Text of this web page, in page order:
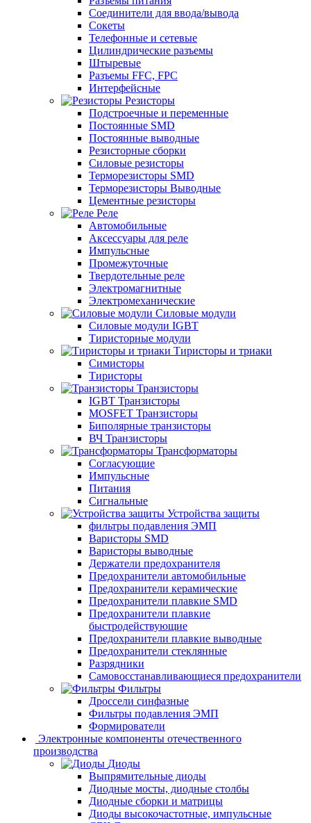
Соединители для ввода/вывода
Сокеты
Телефонные и сетевые
Цилиндрические разъемы
Штыревые
Разъемы FFC, FPC
Интерфейсные
Резисторы
Подстроечные и переменные
Постоянные SMD
Постоянные выводные
Резисторные сборки
Силовые резисторы
Терморезисторы SMD
Терморезисторы Выводные
Цементные резисторы
Реле
Автомобильные
Аксессуары для реле
Импульсные
Промежуточные
Твердотельные реле
Электромагнитные
Электромеханические
Силовые модули
Силовые модули IGBT
Тиристорные модули
Тиристоры и триаки
Симисторы
Тиристоры
Транзисторы
IGBT Транзисторы
MOSFET Транзисторы
Биполярные транзисторы
ВЧ Транзисторы
Трансформаторы
Согласующие
Импульсные
Питания
Сигнальные
Устройства защиты
фильтры подавления ЭМП
Варисторы SMD
Варисторы выводные
Держатели предохранителя
Предохранители автомобильные
Предохранители керамические
Предохранители плавкие SMD
Предохранители плавкие
быстродействующие
Предохранители плавкие выводные
Предохранители стеклянные
Разрядники
Самовосстанавливающиеся предохранители
Фильтры
Дроссели синфазные
Фильтры подавления ЭМП
Формирователи
Электронные компоненты отечественного
производства
Диоды
Выпрямительные диоды
Диодные мосты, диодные столбы
Диодные сборки и матрицы
Диоды высокочастотные, импульсные